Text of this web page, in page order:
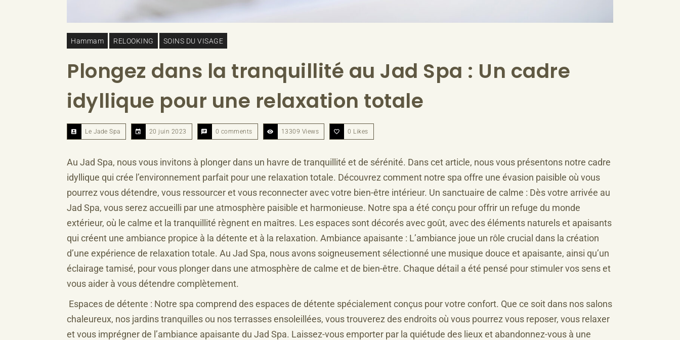
Hammam RELOOKING SOINS DU VISAGE
Plongez dans la tranquillité au Jad Spa : Un cadre
idyllique pour une relaxation totale
Le Jade Spa 20 juin 2023 0 comments 13309 Views 0 Likes
Au Jad Spa, nous vous invitons à plonger dans un havre de tranquillité et de sérénité. Dans cet article, nous vous présentons notre cadre
idyllique qui crée l’environnement parfait pour une relaxation totale. Découvrez comment notre spa offre une évasion paisible où vous
pourrez vous détendre, vous ressourcer et vous reconnecter avec votre bien-être intérieur. Un sanctuaire de calme : Dès votre arrivée au
Jad Spa, vous serez accueilli par une atmosphère paisible et harmonieuse. Notre spa a été conçu pour offrir un refuge du monde
extérieur, où le calme et la tranquillité règnent en maîtres. Les espaces sont décorés avec goût, avec des éléments naturels et apaisants
qui créent une ambiance propice à la détente et à la relaxation. Ambiance apaisante : L’ambiance joue un rôle crucial dans la création
d’une expérience de relaxation totale. Au Jad Spa, nous avons soigneusement sélectionné une musique douce et apaisante, ainsi qu’un
éclairage tamisé, pour vous plonger dans une atmosphère de calme et de bien-être. Chaque détail a été pensé pour stimuler vos sens et
vous aider à vous détendre complètement.
Espaces de détente : Notre spa comprend des espaces de détente spécialement conçus pour votre confort. Que ce soit dans nos salons
chaleureux, nos jardins tranquilles ou nos terrasses ensoleillées, vous trouverez des endroits où vous pourrez vous reposer, vous relaxer
et vous imprégner de l’ambiance apaisante du Jad Spa. Laissez-vous emporter par la quiétude des lieux et abandonnez-vous à une